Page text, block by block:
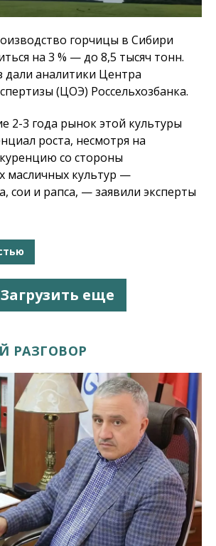
горчицы в Сибири
на 3 % — до 8,5 тысяч тонн.
дали аналитики Центра
(ЦОЭ) Россельхозбанка.
2-3 года рынок этой культуры
роста, несмотря на
со стороны
масличных культур —
сои и рапса, — заявили эксперты
Загрузить еще
РАЗГОВОР